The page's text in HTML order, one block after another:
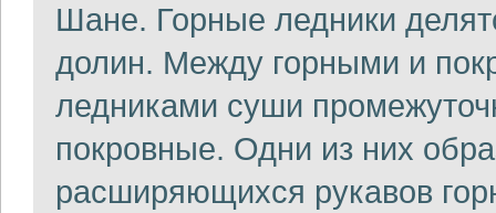
Шане. Горные ледники
долин. Между горными и
ледниками суши
покровные. Одни из них
расширяющихся рукавов